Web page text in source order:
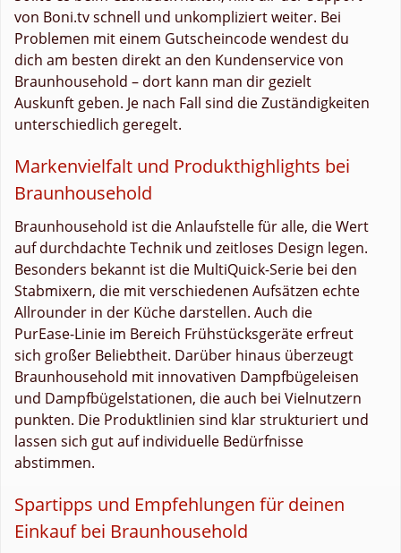
von Boni.tv schnell und unkompliziert weiter. Bei
Problemen mit einem Gutscheincode wendest du
dich am besten direkt an den Kundenservice von
Braunhousehold – dort kann man dir gezielt
Auskunft geben. Je nach Fall sind die Zuständigkeiten
unterschiedlich geregelt.
Markenvielfalt und Produkthighlights bei
Braunhousehold
Braunhousehold ist die Anlaufstelle für alle, die Wert
auf durchdachte Technik und zeitloses Design legen.
Besonders bekannt ist die MultiQuick-Serie bei den
Stabmixern, die mit verschiedenen Aufsätzen echte
Allrounder in der Küche darstellen. Auch die
PurEase-Linie im Bereich Frühstücksgeräte erfreut
sich großer Beliebtheit. Darüber hinaus überzeugt
Braunhousehold mit innovativen Dampfbügeleisen
und Dampfbügelstationen, die auch bei Vielnutzern
punkten. Die Produktlinien sind klar strukturiert und
lassen sich gut auf individuelle Bedürfnisse
abstimmen.
Spartipps und Empfehlungen für deinen
Einkauf bei Braunhousehold